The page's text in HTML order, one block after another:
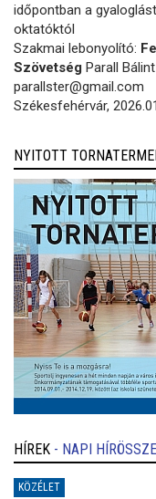
időpontban a
oktatóktól
Szakmai lebonyolító:
Szövetség Parall
parallster@gmail.com
Székesfehérvár,
NYITOTT
HÍREK - NAPI
KÖZÉLET